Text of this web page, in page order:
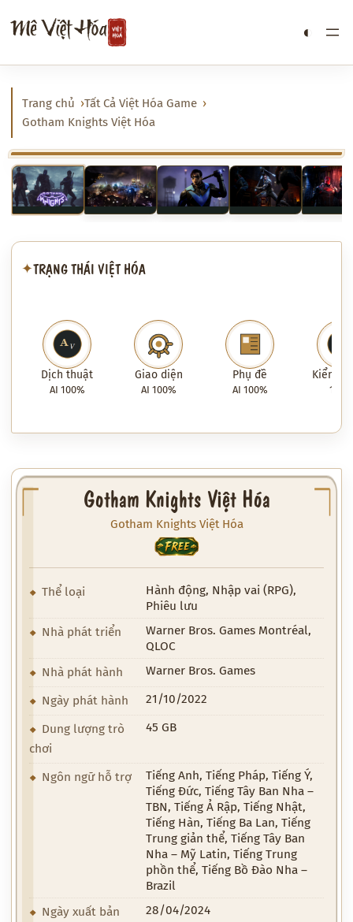
đến
nội
dung
Mê Việt Hóa ◐
Trang chủ
Tất Cả Việt Hóa Game
Gotham Knights Việt Hóa
‹ ›
✦TRẠNG THÁI VIỆT HÓA
Dịch thuật
AI 100%
Giao diện
AI 100%
Phụ đề
AI 100%
Kiểm
100%
Gotham Knights Việt Hóa
Gotham Knights Việt Hóa
FREE
Thể loại
Hành động, Nhập vai (RPG),
Phiêu lưu
Nhà phát triển
Warner Bros. Games Montréal,
QLOC
Nhà phát hành
Warner Bros. Games
Ngày phát hành 21/10/2022
Dung lượng trò
chơi
45 GB
Ngôn ngữ hỗ trợ
Tiếng Anh, Tiếng Pháp, Tiếng Ý,
Tiếng Đức, Tiếng Tây Ban Nha –
TBN, Tiếng Ả Rập, Tiếng Nhật,
Tiếng Hàn, Tiếng Ba Lan, Tiếng
Trung giản thể, Tiếng Tây Ban
Nha – Mỹ Latin, Tiếng Trung
phồn thể, Tiếng Bồ Đào Nha –
Brazil
Ngày xuất bản
28/04/2024